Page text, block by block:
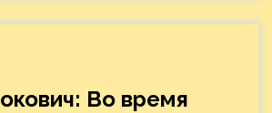
Во время